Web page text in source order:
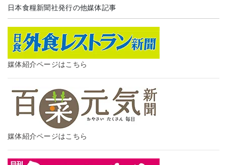
日本食糧新聞社発行の他媒体記事
媒体紹介ページはこちら
媒体紹介ページはこちら